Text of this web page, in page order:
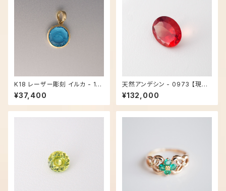
K18 レーザー彫刻 イルカ - 10
26【現品限り】
¥37,400
天然アンデシン - 0973 【現品
限り】
¥132,000